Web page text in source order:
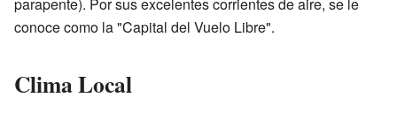
conoce como la "Capital del Vuelo Libre".
Clima Local